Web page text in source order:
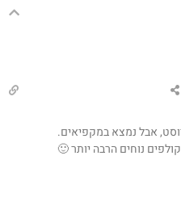
אבל נמצא במקפיאים.
נוחים הרבה יותר 🙂